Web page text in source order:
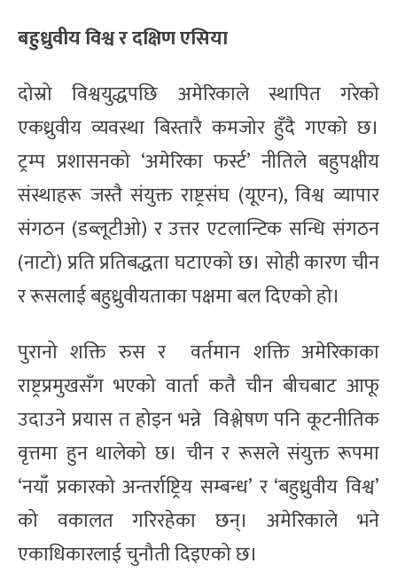
बहुध्रुवीय विश्व र दक्षिण एसिया
दोस्रो विश्वयुद्धपछि अमेरिकाले स्थापित गरेको
एकध्रुवीय व्यवस्था बिस्तारै कमजोर हुँदै गएको छ।
ट्रम्प प्रशासनको ‘अमेरिका फर्स्ट’ नीतिले बहुपक्षीय
संस्थाहरू जस्तै संयुक्त राष्ट्रसंघ (यूएन), विश्व व्यापार
संगठन (डब्लूटीओ) र उत्तर एटलान्टिक सन्धि संगठन
(नाटो) प्रति प्रतिबद्धता घटाएको छ। सोही कारण चीन
र रूसलाई बहुध्रुवीयताका पक्षमा बल दिएको हो।
पुरानो शक्ति रुस र वर्तमान शक्ति अमेरिकाका
राष्ट्रप्रमुखसँग भएको वार्ता कतै चीन बीचबाट आफू
उदाउने प्रयास त होइन भन्ने विश्लेषण पनि कूटनीतिक
वृत्तमा हुन थालेको छ। चीन र रूसले संयुक्त रूपमा
‘नयाँ प्रकारको अन्तर्राष्ट्रिय सम्बन्ध’ र ‘बहुध्रुवीय विश्व’
को वकालत गरिरहेका छन्। अमेरिकाले भने
एकाधिकारलाई चुनौती दिइएको छ।